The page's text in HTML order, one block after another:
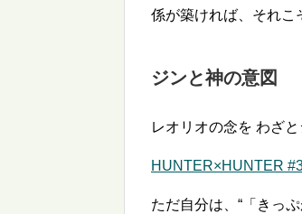
係が築ければ、それこ
ジンと神の意図
レオリオの念を わざ
HUNTER×HUNTER
ただ自分は、 「きっ